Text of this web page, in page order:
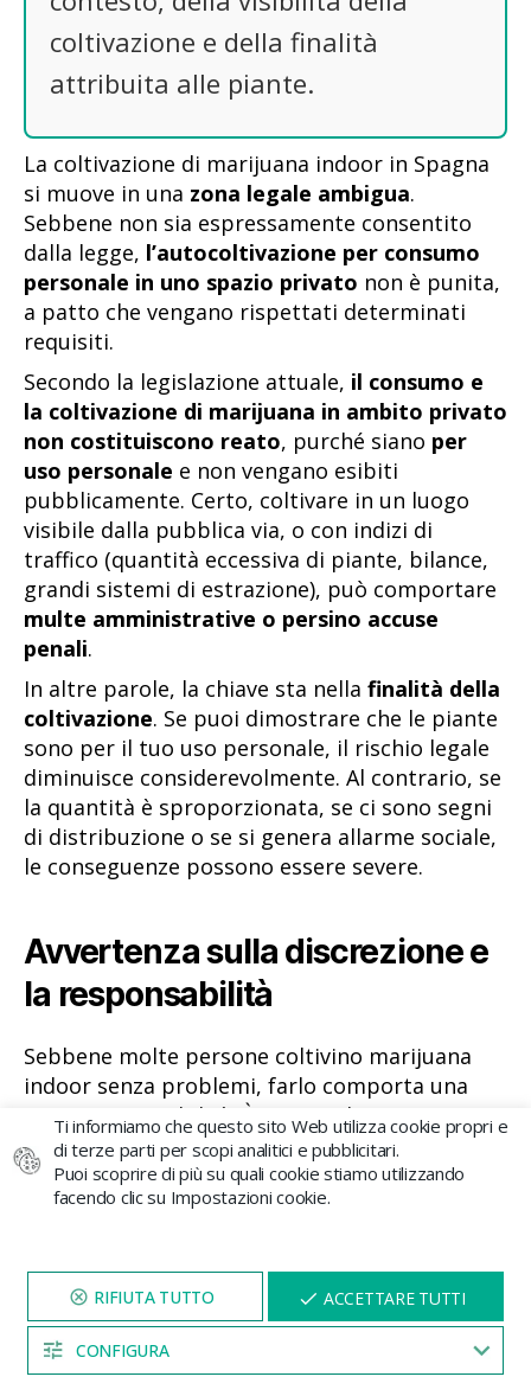
coltivazione e della finalità
attribuita alle piante.
La coltivazione di marijuana indoor in Spagna
si muove in una zona legale ambigua.
Sebbene non sia espressamente consentito
dalla legge, l’autocoltivazione per consumo
personale in uno spazio privato non è punita,
a patto che vengano rispettati determinati
requisiti.
Secondo la legislazione attuale, il consumo e
la coltivazione di marijuana in ambito privato
non costituiscono reato, purché siano per
uso personale e non vengano esibiti
pubblicamente. Certo, coltivare in un luogo
visibile dalla pubblica via, o con indizi di
traffico (quantità eccessiva di piante, bilance,
grandi sistemi di estrazione), può comportare
multe amministrative o persino accuse
penali.
In altre parole, la chiave sta nella finalità della
coltivazione. Se puoi dimostrare che le piante
sono per il tuo uso personale, il rischio legale
diminuisce considerevolmente. Al contrario, se
la quantità è sproporzionata, se ci sono segni
di distribuzione o se si genera allarme sociale,
le conseguenze possono essere severe.
Avvertenza sulla discrezione e
la responsabilità
Sebbene molte persone coltivino marijuana
indoor senza problemi, farlo comporta una
certa responsabilità. È essenziale:
Mantenere la coltivazione nascosta e senza
odorerilevabile dall’esterno.
sospetti).
Non parlare della coltivazione
pubblicamente né sui social network
Ti informiamo che questo sito Web utilizza cookie propri e
di terze parti per scopi analitici e pubblicitari.
Puoi scoprire di più su quali cookie stiamo utilizzando
facendo clic su Impostazioni cookie.
CONFIGURA
ACCETTARE TUTTI
VISITA IL NOSTRO SITO
PER 5 MINUTI E QUI
APPARIRÀ UNOSCONTO
04:53